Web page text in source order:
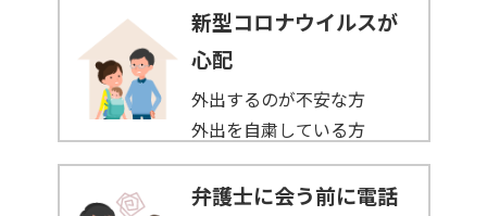
新型コロナウイルスが
心配
外出するのが不安な方
外出を自粛している方
弁護士に会う前に電話